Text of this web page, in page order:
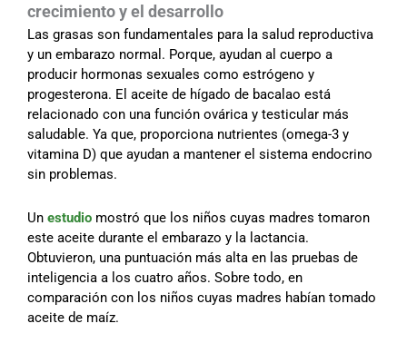
crecimiento y el desarrollo
Las grasas son fundamentales para la salud reproductiva
y un embarazo normal. Porque, ayudan al cuerpo a
producir hormonas sexuales como estrógeno y
progesterona. El aceite de hígado de bacalao está
relacionado con una función ovárica y testicular más
saludable. Ya que, proporciona nutrientes (omega-3 y
vitamina D) que ayudan a mantener el sistema endocrino
sin problemas.
Un estudio mostró que los niños cuyas madres tomaron
este aceite durante el embarazo y la lactancia.
Obtuvieron, una puntuación más alta en las pruebas de
inteligencia a los cuatro años. Sobre todo, en
comparación con los niños cuyas madres habían tomado
aceite de maíz.